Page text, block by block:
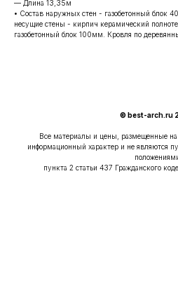
— Длина 13,35м
• Состав наружных стен - газобетонный блок
несущие стены - кирпич керамический
газобетонный блок 100мм. Кровля по
© best-arch.ru
Все материалы и цены, размещенные на
информационный характер и не являются
пункта 2 статьи 437 Гражданского